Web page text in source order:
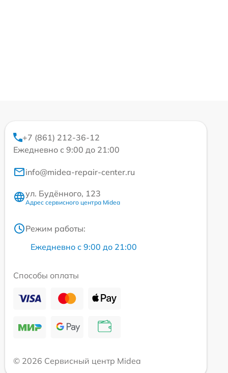
+7 (861) 212-36-12
Ежедневно с 9:00 до 21:00
info@midea-repair-center.ru
ул. Будённого, 123
Адрес сервисного центра Midea
Режим работы:
Ежедневно с 9:00 до 21:00
Способы оплаты
© 2026 Сервисный центр Midea